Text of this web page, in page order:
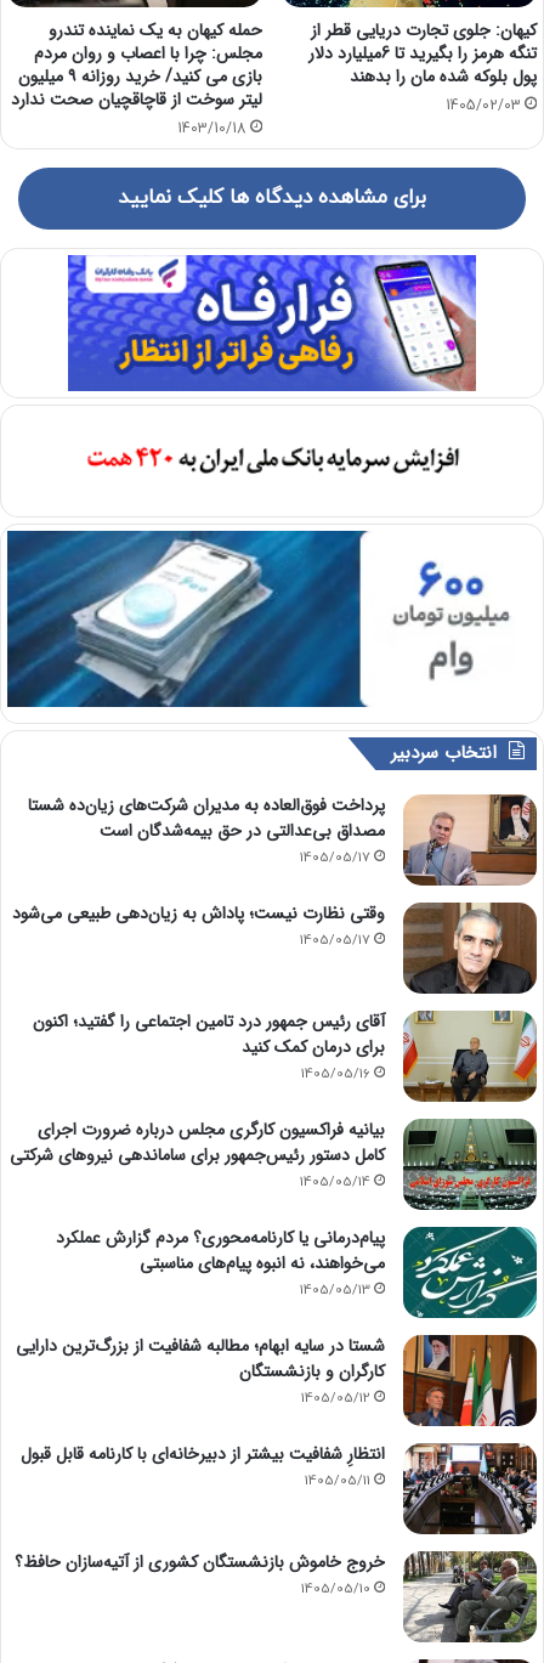
کیهان: جلوی تجارت دریایی قطر از
تنگه هرمز را بگیرید تا 6میلیارد دلار
پول بلوکه شده مان را بدهند
1405/02/03
حمله کیهان به یک نماینده تندرو
مجلس: چرا با اعصاب و روان مردم
بازی می کنید/ خرید روزانه ۹ میلیون
لیتر سوخت از قاچاقچیان صحت ندارد
1403/10/18
برای مشاهده دیدگاه ها کلیک نمایید
انتخاب سردبیر
پرداخت فوق‌العاده به مدیران شرکت‌های زیان‌ده شستا
مصداق بی‌عدالتی در حق بیمه‌شدگان است
1405/05/17
وقتی نظارت نیست؛ پاداش به زیان‌دهی طبیعی می‌شود
1405/05/17
آقای رئیس جمهور درد تامین اجتماعی را گفتید؛ اکنون
برای درمان کمک کنید
1405/05/16
بیانیه فراکسیون کارگری مجلس درباره ضرورت اجرای
کامل دستور رئیس‌جمهور برای ساماندهی نیروهای شرکتی
1405/05/14
پیام‌درمانی یا کارنامه‌محوری؟ مردم گزارش عملکرد
می‌خواهند، نه انبوه پیام‌های مناسبتی
1405/05/13
شستا در سایه ابهام؛ مطالبه شفافیت از بزرگ‌ترین دارایی
کارگران و بازنشستگان
1405/05/12
انتظارِ شفافیت بیشتر از دبیرخانه‌ای با کارنامه قابل قبول
1405/05/11
خروج خاموش بازنشستگان کشوری از آتیه‌سازان حافظ؟
1405/05/10